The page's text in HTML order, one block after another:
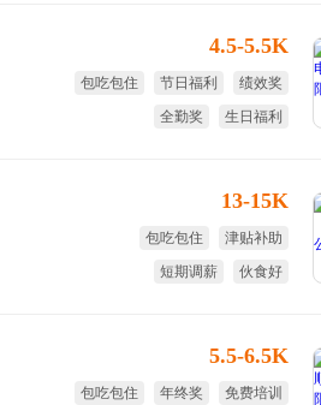
4.5-5.5K
包吃包住 节日福利
绩效奖
全勤奖
生日福利
13-15K
包吃包住
津贴补助
短期调薪
伙食好
5.5-6.5K
包吃包住 年终奖 免费培训